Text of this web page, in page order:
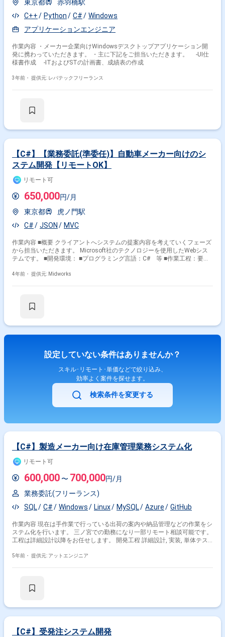
東京都
赤羽橋駅
C++
Python C#
Windows
アプリケーションエンジニア
作業内容 ・メーカー企業向けWindowsデスクトップアプリケーション開
発に携わっていただきます。 ・主に下記をご担当いただきます。 -UI仕
様書作成 -ITおよびSTの計画書、成績表の作成
3年前・ 提供元: レバテックフリーランス
【C#】【業務委託(準委任)】自動車メーカー向けのシ
ステム開発【リモートOK】
リモート可
650,000円/月
東京都
虎ノ門駅
C#
JSON MVC
作業内容 ■概要 クライアントへシステムの提案内容を考えていくフェーズ
から担当いただきます。 Microsoft社のテクノロジーを使用したWebシス
テムです。 ■開発環境： ■プログラミング言語：C# 等 ■作業工程：要件
4年前・ 提供元: Midworks
設定していない条件はありませんか？
スキル･リモート･単価などで絞り込み、
効率よく案件を探せます。
検索条件を変更する
【C#】製造メーカー向け在庫管理業務システム化
リモート可
600,000 〜 700,000円/月
業務委託(フリーランス)
SQL
C# Windows Linux MySQL Azure GitHub
作業内容 現在は手作業で行っている出荷の案内や納品管理などの作業をシ
ステム化を行います。 三ノ宮での勤務になり一部リモート相談可能です。
工程は詳細設計以降をお任せします。 開発工程 詳細設計, 実装, 単体テス
5年前・ 提供元: アットエンジニア
【C#】受発注システム開発